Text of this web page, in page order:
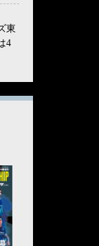
東
4